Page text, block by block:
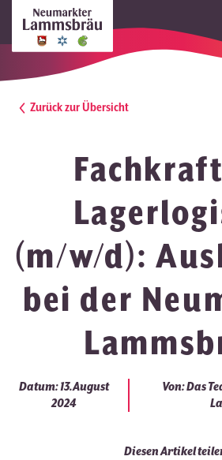
Zurück zur Übersicht
(m/w/d):
bei der
Datum: 13.August
2024
Von: Das
Diesen Artikel